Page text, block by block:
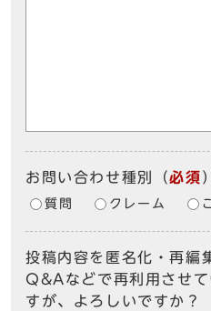
お問い合わせ種別 （必須 ）
質問 クレーム
投稿内容を匿名化・再編
Q&Aなどで再利用させ
すが、よろしいですか？